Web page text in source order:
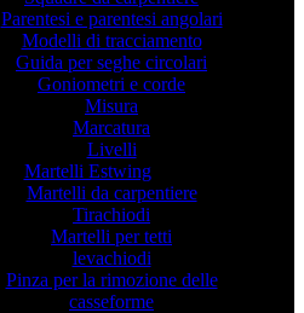
Parentesi e parentesi angolari
Modelli di tracciamento
Guida per seghe circolari
Goniometri e corde
Misura
Marcatura
Livelli
Martelli Estwing
Martelli da carpentiere
Tirachiodi
Martelli per tetti
levachiodi
Pinza per la rimozione delle
casseforme